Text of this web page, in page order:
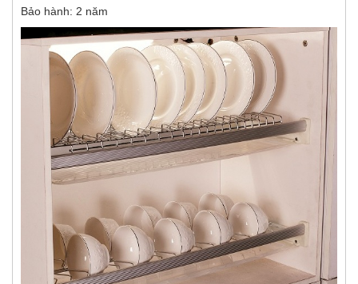
Bảo hành: 2 năm